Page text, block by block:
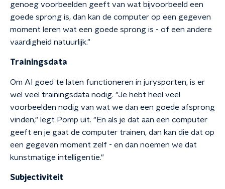
genoeg voorbeelden geeft van wat bijvoorbeeld een
goede sprong is, dan kan de computer op een gegeven
moment leren wat een goede sprong is - of een andere
vaardigheid natuurlijk."
Trainingsdata
Om AI goed te laten functioneren in jurysporten, is er
wel veel trainingsdata nodig. "Je hebt heel veel
voorbeelden nodig van wat we dan een goede afsprong
vinden," legt Pomp uit. "En als je dat aan een computer
geeft en je gaat de computer trainen, dan kan die dat op
een gegeven moment zelf - en dan noemen we dat
kunstmatige intelligentie."
Subjectiviteit